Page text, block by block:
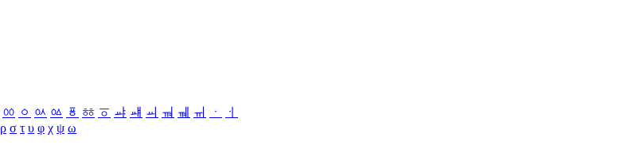
ㆀ ㆁ ㆂ ㆃ ㆄ ㆅ ㆆ ㆇ ㆈ ㆉ ㆊ ㆋ ㆌ ㆍ
ㆎ
ρ σ τ υ φ χ ψ ω